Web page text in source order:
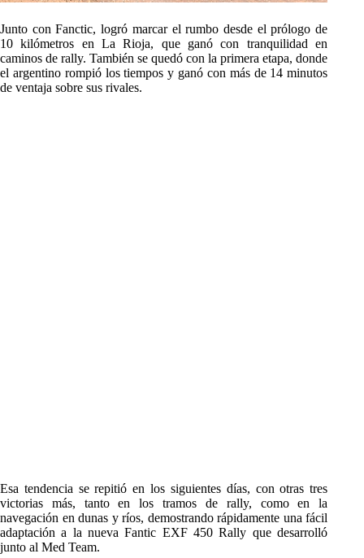
Junto con Fanctic, logró marcar el rumbo desde el prólogo de
10 kilómetros en La Rioja, que ganó con tranquilidad en
caminos de rally. También se quedó con la primera etapa, donde
el argentino rompió los tiempos y ganó con más de 14 minutos
de ventaja sobre sus rivales.
Esa tendencia se repitió en los siguientes días, con otras tres
victorias más, tanto en los tramos de rally, como en la
navegación en dunas y ríos, demostrando rápidamente una fácil
adaptación a la nueva Fantic EXF 450 Rally que desarrolló
junto al Med Team.